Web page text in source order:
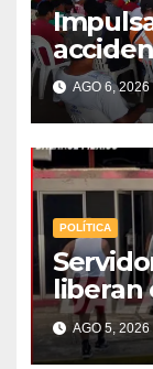
AGO 6, 2026
POLÍTICA
liberan
enAGO 5, 2026